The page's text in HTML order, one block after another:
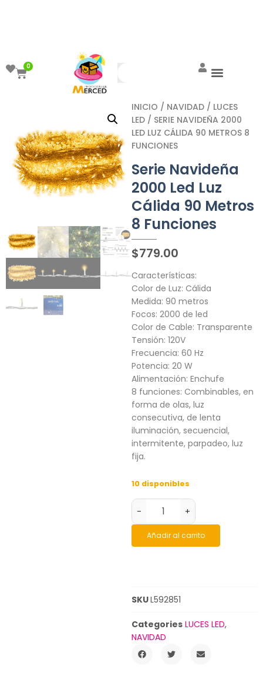
0
INICIO / NAVIDAD / LUCES
LED / SERIE NAVIDEÑA 2000
LED LUZ CÁLIDA 90 METROS 8
FUNCIONES
Serie Navideña
2000 Led Luz
Cálida 90 Metros
8 Funciones
$779.00
Características:
Color de Luz: Cálida
Medida: 90 metros
Focos: 2000 de led
Color de Cable: Transparente
Tensión: 120V
Frecuencia: 60 Hz
Potencia: 20 W
Alimentación: Enchufe
8 funciones: Combinables, en
forma de olas, luz
consecutiva, de lenta
iluminación, secuencial,
intermitente, parpadeo, luz
fija.
10 disponibles
- +
Añadir al carrito
SKUL592851
Categories LUCES LED,
NAVIDAD